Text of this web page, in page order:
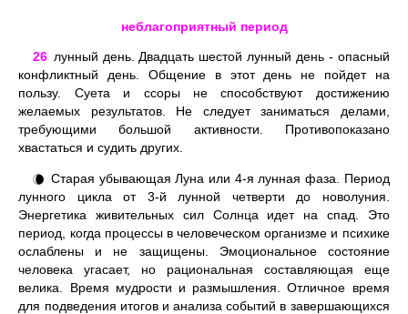
неблагоприятный период
26 лунный день. Двадцать шестой лунный день - опасный
конфликтный день. Общение в этот день не пойдет на
пользу. Суета и ссоры не способствуют достижению
желаемых результатов. Не следует заниматься делами,
требующими большой активности. Противопоказано
хвастаться и судить других.
🌘 Старая убывающая Луна или 4-я лунная фаза. Период
лунного цикла от 3-й лунной четверти до новолуния.
Энергетика живительных сил Солнца идет на спад. Это
период, когда процессы в человеческом организме и психике
ослаблены и не защищены. Эмоциональное состояние
человека угасает, но рациональная составляющая еще
велика. Время мудрости и размышления. Отличное время
для подведения итогов и анализа событий в завершающихся